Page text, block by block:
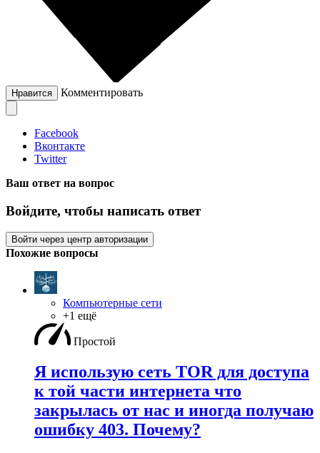
Нравится Комментировать
Facebook
Вконтакте
Twitter
Ваш ответ на вопрос
Войдите, чтобы написать ответ
Войти через центр авторизации
Похожие вопросы
Компьютерные сети
+1 ещё
Простой
Я использую сеть TOR для доступа
к той части интернета что
закрылась от нас и иногда получаю
ошибку 403. Почему?